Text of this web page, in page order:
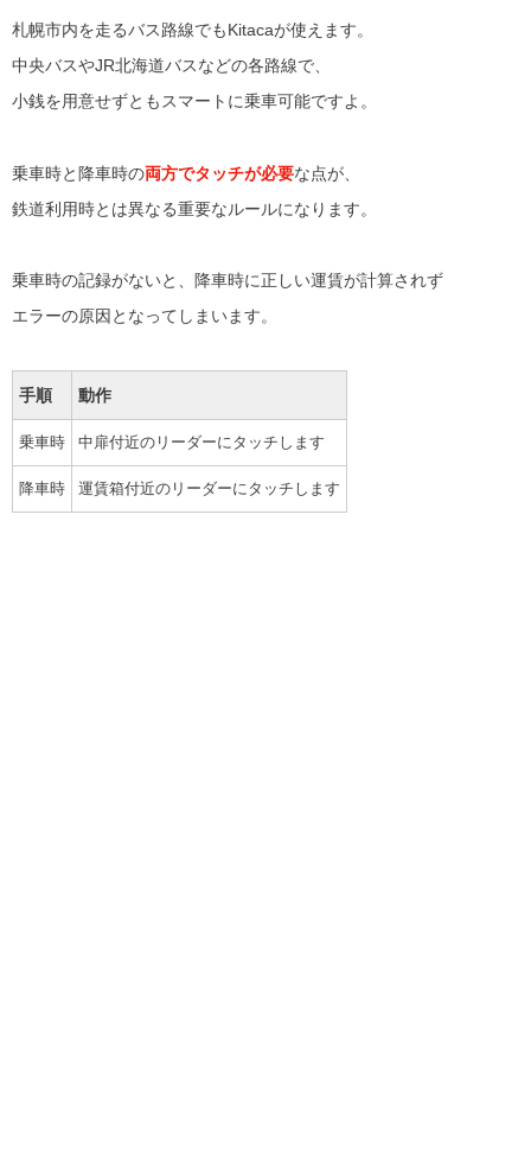
札幌市内を走るバス路線でもKitacaが使えます。
中央バスやJR北海道バスなどの各路線で、
小銭を用意せずともスマートに乗車可能ですよ。
乗車時と降車時の両方でタッチが必要な点が、
鉄道利用時とは異なる重要なルールになります。
乗車時の記録がないと、降車時に正しい運賃が計算されず
エラーの原因となってしまいます。
手順 動作
乗車時 中扉付近のリーダーにタッチします
降車時 運賃箱付近のリーダーにタッチします